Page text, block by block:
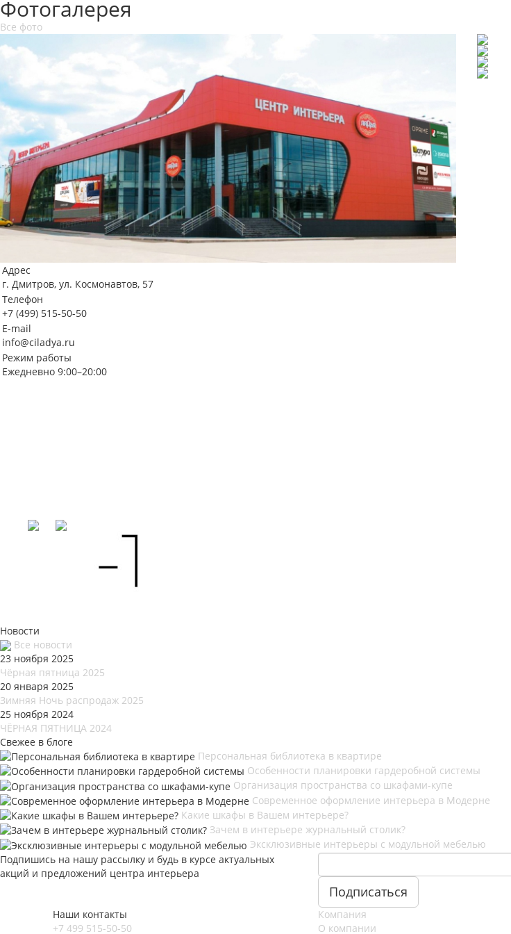
Фотогалерея
Все фото
Адрес
г. Дмитров, ул. Космонавтов, 57
Телефон
+7 (499) 515-50-50
E-mail
info@ciladya.ru
Режим работы
Ежедневно 9:00–20:00
Новости
Все новости
23 ноября 2025
Чёрная пятница 2025
20 января 2025
Зимняя Ночь распродаж 2025
25 ноября 2024
ЧЁРНАЯ ПЯТНИЦА 2024
Свежее в блоге
Персональная библиотека в квартире
Особенности планировки гардеробной системы
Организация пространства со шкафами-купе
Современное оформление интерьера в Модерне
Какие шкафы в Вашем интерьере?
Зачем в интерьере журнальный столик?
Эксклюзивные интерьеры с модульной мебелью
Подпишись на нашу рассылку и будь в курсе актуальных
акций и предложений центра интерьера
Компания
О компании
Наши контакты
+7 499 515-50-50